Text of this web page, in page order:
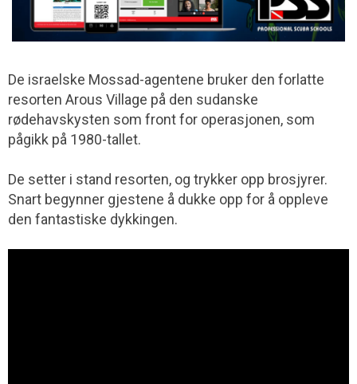
De israelske Mossad-agentene bruker den forlatte
resorten Arous Village på den sudanske
rødehavskysten som front for operasjonen, som
pågikk på 1980-tallet.
De setter i stand resorten, og trykker opp brosjyrer.
Snart begynner gjestene å dukke opp for å oppleve
den fantastiske dykkingen.